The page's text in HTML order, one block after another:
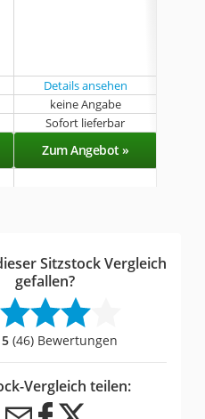
Details ansehen
keine Angabe
Sofort lieferbar
Zum Angebot »
Sitzstock Vergleich
gefallen?
(46) Bewertungen
Vergleich teilen: